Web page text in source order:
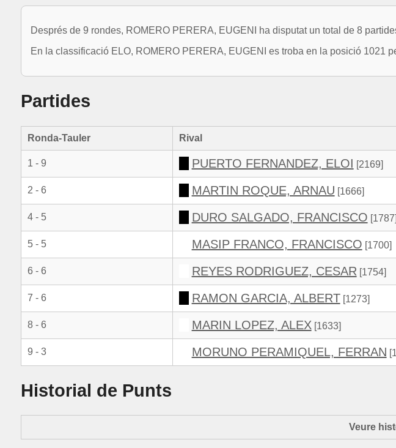
Després de 9 rondes, ROMERO PERERA, EUGENI ha disputat un total de 8
En la classificació ELO, ROMERO PERERA, EUGENI es troba en la posició 1021
Partides
Ronda-Tauler Rival
1 - 9 PUERTO FERNANDEZ, ELOI [2169]
2 - 6 MARTIN ROQUE, ARNAU [1666]
4 - 5 DURO SALGADO, FRANCISCO [1787]
5 - 5 MASIP FRANCO, FRANCISCO [1700]
6 - 6 REYES RODRIGUEZ, CESAR [1754]
7 - 6 RAMON GARCIA, ALBERT [1273]
8 - 6 MARIN LOPEZ, ALEX [1633]
9 - 3 MORUNO PERAMIQUEL, FERRAN
Historial de Punts
Veure